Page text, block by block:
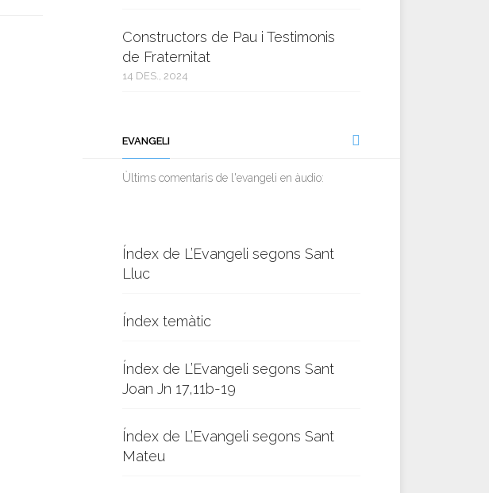
Constructors de Pau i Testimonis
de Fraternitat
14 DES., 2024
EVANGELI
Ùltims comentaris de l'evangeli en àudio:
Índex de L’Evangeli segons Sant
Lluc
Índex temàtic
Índex de L’Evangeli segons Sant
Joan Jn 17,11b-19
Índex de L’Evangeli segons Sant
Mateu